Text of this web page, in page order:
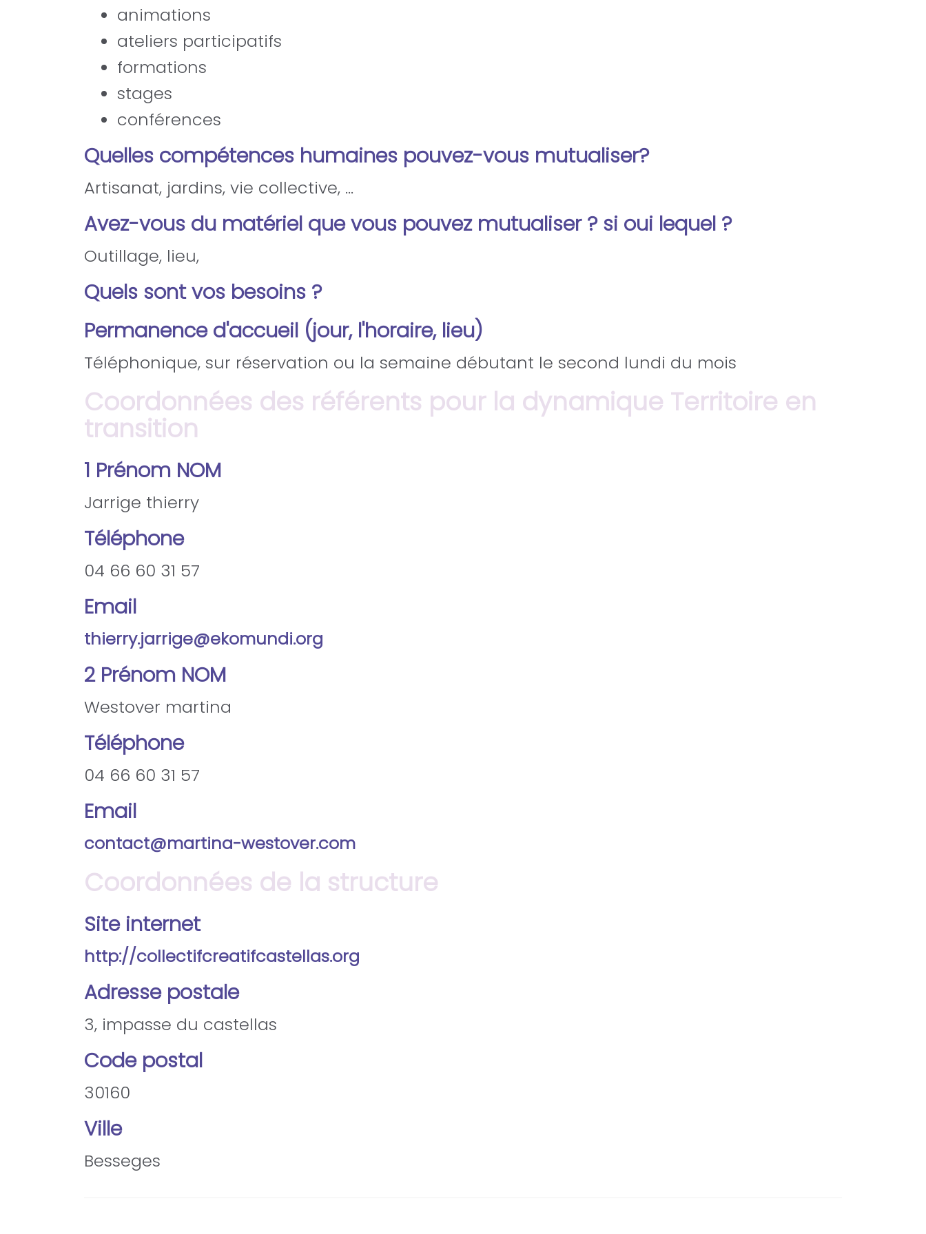
animations
ateliers participatifs
formations
stages
conférences
Quelles compétences humaines pouvez-vous mutualiser?
Artisanat, jardins, vie collective, ...
Avez-vous du matériel que vous pouvez mutualiser ? si oui lequel ?
Outillage, lieu,
Quels sont vos besoins ?
Permanence d'accueil (jour, l'horaire, lieu)
Téléphonique, sur réservation ou la semaine débutant le second lundi du mois
Coordonnées des référents pour la dynamique Territoire en
transition
1 Prénom NOM
Jarrige thierry
Téléphone
04 66 60 31 57
Email
thierry.jarrige@ekomundi.org
2 Prénom NOM
Westover martina
Téléphone
04 66 60 31 57
Email
contact@martina-westover.com
Coordonnées de la structure
Site internet
http://collectifcreatifcastellas.org
Adresse postale
3, impasse du castellas
Code postal
30160
Ville
Besseges